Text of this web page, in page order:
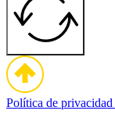
Política de privacidad